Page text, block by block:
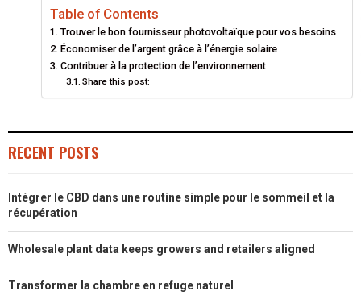
E
O
N
I
T
T
E
E
O
N
B
O
O
K
O
N
R
E
S
O
N
D
I
N
O
Table of Contents
Trouver le bon fournisseur photovoltaïque pour vos besoins
Économiser de l’argent grâce à l’énergie solaire
Contribuer à la protection de l’environnement
Share this post:
RECENT POSTS
Intégrer le CBD dans une routine simple pour le sommeil et la
récupération
Wholesale plant data keeps growers and retailers aligned
Transformer la chambre en refuge naturel